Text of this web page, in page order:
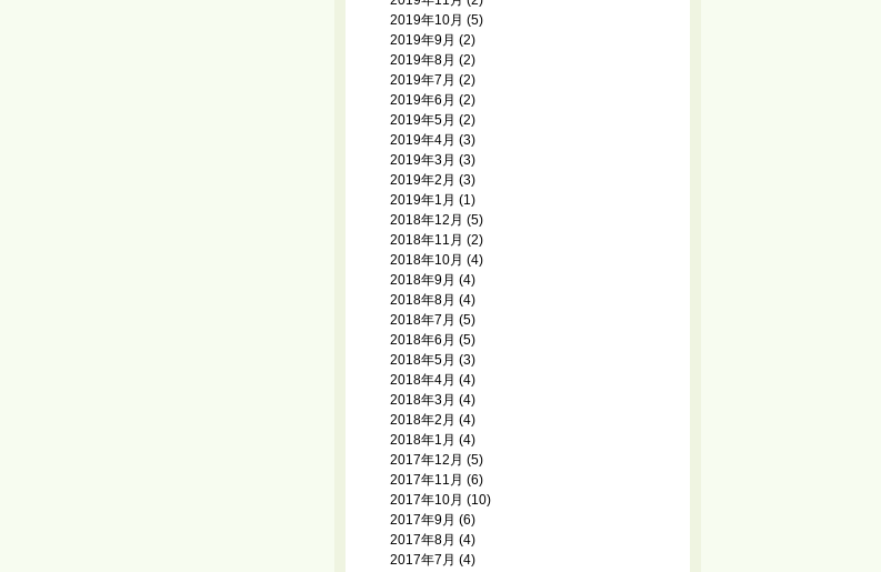
2019年10月 (5)
2019年9月 (2)
2019年8月 (2)
2019年7月 (2)
2019年6月 (2)
2019年5月 (2)
2019年4月 (3)
2019年3月 (3)
2019年2月 (3)
2019年1月 (1)
2018年12月 (5)
2018年11月 (2)
2018年10月 (4)
2018年9月 (4)
2018年8月 (4)
2018年7月 (5)
2018年6月 (5)
2018年5月 (3)
2018年4月 (4)
2018年3月 (4)
2018年2月 (4)
2018年1月 (4)
2017年12月 (5)
2017年11月 (6)
2017年10月 (10)
2017年9月 (6)
2017年8月 (4)
2017年7月 (4)